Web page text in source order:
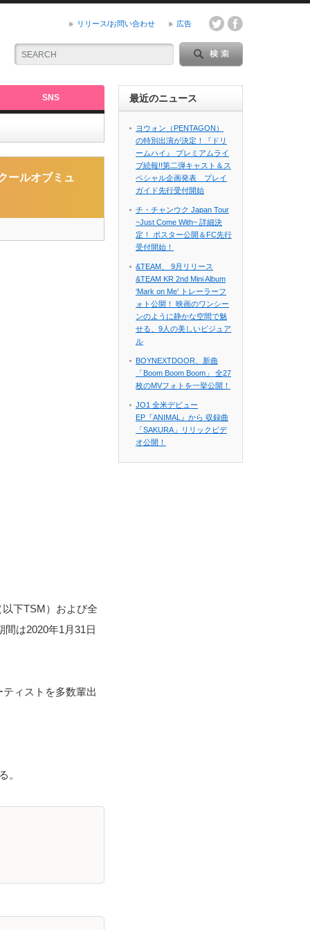
リリース/お問い合わせ 広告
SNS
校と開催
ールオブミュ
下TSM）および全
は2020年1月31日
ィストを多数輩出
。
最近のニュース
ヨウォン（PENTAGON）
の特別出演が決定！『ドリ
ームハイ』 プレミアムライ
ブ続報!!第二弾キャスト＆ス
ペシャル企画発表 プレイ
ガイド先行受付開始
チ・チャンウク Japan Tour
~Just Come With~ 詳細決
定！ ポスター公開＆FC先行
受付開始！
&TEAM、 9月リリース
&TEAM KR 2nd Mini Album
‘Mark on Me’ トレーラーフ
ォト公開！ 映画のワンシー
ンのように静かな空間で魅
せる、9人の美しいビジュア
ル
BOYNEXTDOOR、新曲
「Boom Boom Boom」 全27
枚のMVフォトを一挙公開！
JO1 全米デビュー
EP『ANIMAL』から 収録曲
「SAKURA」リリックビデ
オ公開！